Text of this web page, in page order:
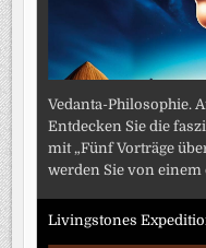
Vedanta-Philosophie.
Entdecken Sie die
mit „Fünf Vorträge
werden Sie von
Livingstones